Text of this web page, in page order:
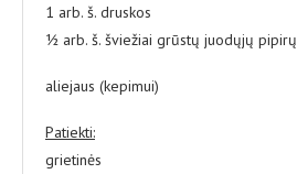
1 arb. š. druskos
½ arb. š. šviežiai grūstų juodųjų pipirų
aliejaus (kepimui)
Patiekti:
grietinės